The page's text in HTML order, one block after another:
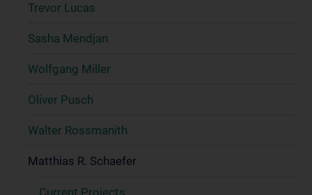
Trevor Lucas
Sasha Mendjan
Wolfgang Miller
Oliver Pusch
Walter Rossmanith
Matthias R. Schaefer
Current Projects